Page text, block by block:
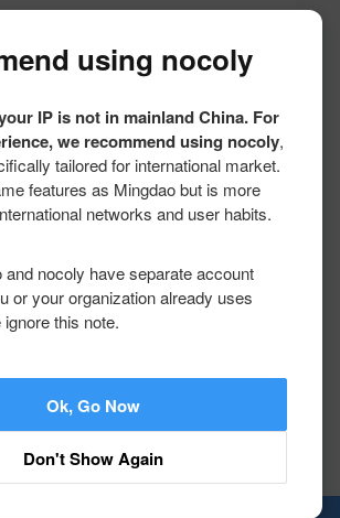
道云付费客户或签约合作伙伴
、准确的企业和岗位信息
合作
合作费用
using nocoly
IP is not in mainland China. For
we recommend using nocoly,
tailored for international market.
features as Mingdao but is more
networks and user habits.
and nocoly have separate account
or your organization already uses
this note.
Don't Show Again
Ok, Go Now